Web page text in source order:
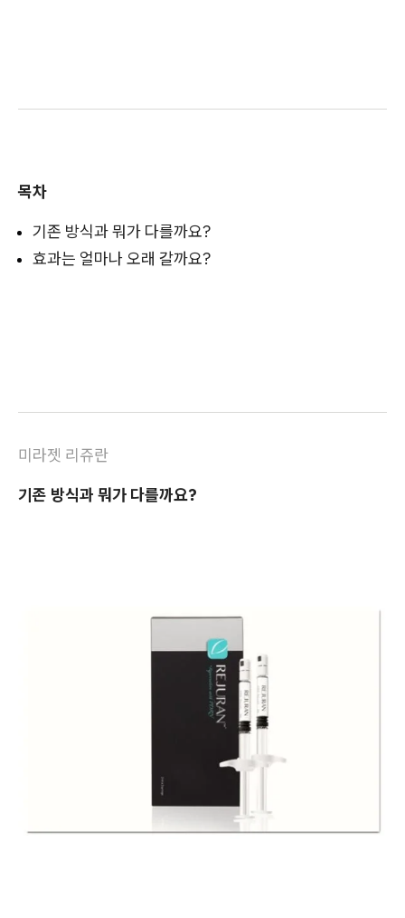
목차
기존 방식과 뭐가 다를까요?
효과는 얼마나 오래 갈까요?
미라젯 리쥬란
기존 방식과 뭐가 다를까요?